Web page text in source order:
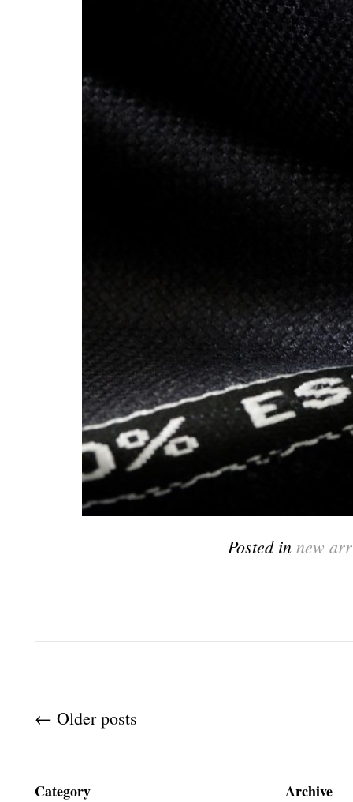
Posted in new
Post navigation
← Older posts
Category Archive